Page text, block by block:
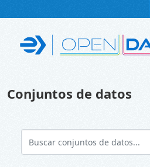
Conjuntos de datos